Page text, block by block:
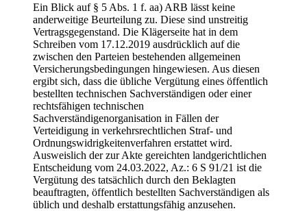
Ein Blick auf § 5 Abs. 1 f. aa) ARB lässt keine
anderweitige Beurteilung zu. Diese sind unstreitig
Vertragsgegenstand. Die Klägerseite hat in dem
Schreiben vom 17.12.2019 ausdrücklich auf die
zwischen den Parteien bestehenden allgemeinen
Versicherungsbedingungen hingewiesen. Aus diesen
ergibt sich, dass die übliche Vergütung eines öffentlich
bestellten technischen Sachverständigen oder einer
rechtsfähigen technischen
Sachverständigenorganisation in Fällen der
Verteidigung in verkehrsrechtlichen Straf- und
Ordnungswidrigkeitenverfahren erstattet wird.
Ausweislich der zur Akte gereichten landgerichtlichen
Entscheidung vom 24.03.2022, Az.: 6 S 91/21 ist die
Vergütung des tatsächlich durch den Beklagten
beauftragten, öffentlich bestellten Sachverständigen als
üblich und deshalb erstattungsfähig anzusehen.